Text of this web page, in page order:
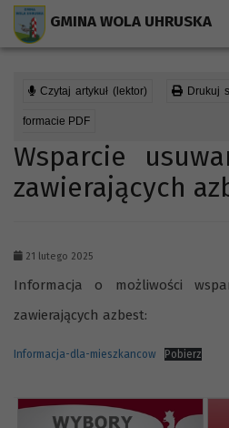
GMINA WOLA UHRUSKA
Czytaj artykuł (lektor) Drukuj
formacie PDF
Wsparcie
zawierających
21 lutego 2025
Informacja o możliwości
zawierających azbest:
Informacja-dla-mieszkancow Pobierz